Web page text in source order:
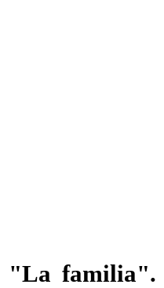
"La familia".